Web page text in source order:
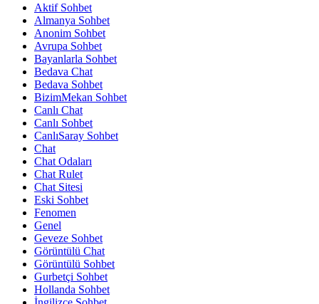
Aktif Sohbet
Almanya Sohbet
Anonim Sohbet
Avrupa Sohbet
Bayanlarla Sohbet
Bedava Chat
Bedava Sohbet
BizimMekan Sohbet
Canlı Chat
Canlı Sohbet
CanlıSaray Sohbet
Chat
Chat Odaları
Chat Rulet
Chat Sitesi
Eski Sohbet
Fenomen
Genel
Geveze Sohbet
Görüntülü Chat
Görüntülü Sohbet
Gurbetçi Sohbet
Hollanda Sohbet